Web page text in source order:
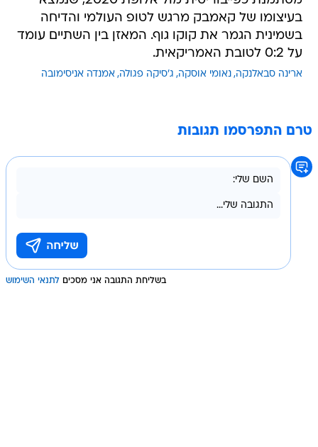
בעיצומו של קאמבק מרגש לטופ העולמי והדיחה
בשמינית הגמר את קוקו גוף. המאזן בין השתיים עומד
על 0:2 לטובת האמריקאית.
ארינה סבאלנקה נאומי אוסקה ג'סיקה פגולה אמנדה אניסימובה
טרם התפרסמו תגובות
בשליחת התגובה אני מסכים לתנאי השימוש